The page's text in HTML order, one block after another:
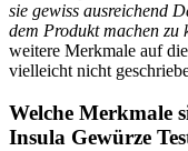
sie gewiss ausreichend
dem Produkt machen zu
weitere Merkmale auf
vielleicht nicht
Welche Merkmale
Insula Gewürze